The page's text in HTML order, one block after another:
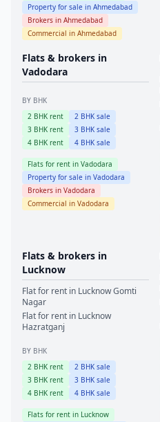
Property for sale in Ahmedabad
Brokers in Ahmedabad
Commercial in Ahmedabad
Flats & brokers in
Vadodara
BY BHK
2 BHK rent 2 BHK sale
3 BHK rent 3 BHK sale
4 BHK rent 4 BHK sale
Flats for rent in Vadodara
Property for sale in Vadodara
Brokers in Vadodara
Commercial in Vadodara
Flats & brokers in
Lucknow
Flat for rent in LucknowGomti
Nagar
Flat for rent in Lucknow
Hazratganj
BY BHK
2 BHK rent 2 BHK sale
3 BHK rent 3 BHK sale
4 BHK rent 4 BHK sale
Flats for rent in Lucknow